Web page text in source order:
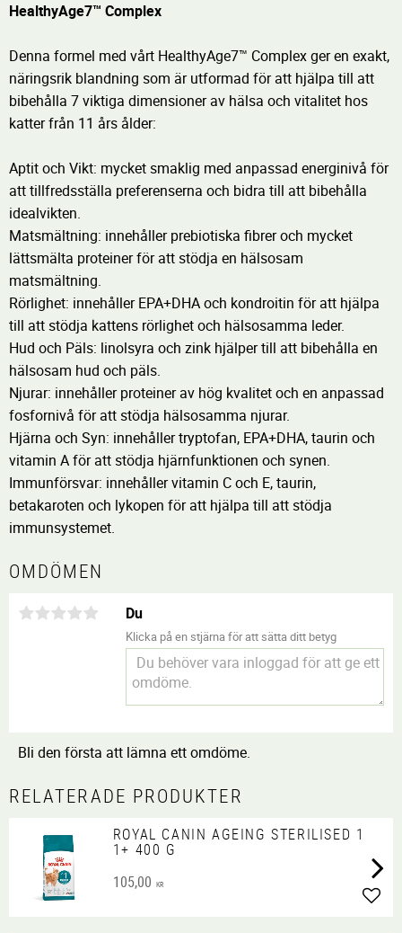
HealthyAge7™ Complex
Denna formel med vårt HealthyAge7™ Complex ger en exakt,
näringsrik blandning som är utformad för att hjälpa till att
bibehålla 7 viktiga dimensioner av hälsa och vitalitet hos
katter från 11 års ålder:
Aptit och Vikt: mycket smaklig med anpassad energinivå för
att tillfredsställa preferenserna och bidra till att bibehålla
idealvikten.
Matsmältning: innehåller prebiotiska fibrer och mycket
lättsmälta proteiner för att stödja en hälsosam
matsmältning.
Rörlighet: innehåller EPA+DHA och kondroitin för att hjälpa
till att stödja kattens rörlighet och hälsosamma leder.
Hud och Päls: linolsyra och zink hjälper till att bibehålla en
hälsosam hud och päls.
Njurar: innehåller proteiner av hög kvalitet och en anpassad
fosfornivå för att stödja hälsosamma njurar.
Hjärna och Syn: innehåller tryptofan, EPA+DHA, taurin och
vitamin A för att stödja hjärnfunktionen och synen.
Immunförsvar: innehåller vitamin C och E, taurin,
betakaroten och lykopen för att hjälpa till att stödja
immunsystemet.
OMDÖMEN
Du
Klicka på en stjärna för att sätta ditt betyg
Bli den första att lämna ett omdöme.
RELATERADE PRODUKTER
ROYAL CANIN AGEING STERILISED 1
1+ 400 G
105,00 KR